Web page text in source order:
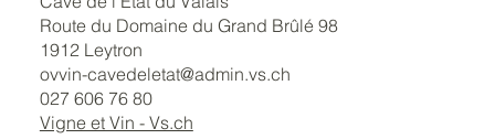
Route du Domaine du Grand Brûlé 98
1912 Leytron
ovvin-cavedeletat@admin.vs.ch
027 606 76 80
Vigne et Vin - Vs.ch